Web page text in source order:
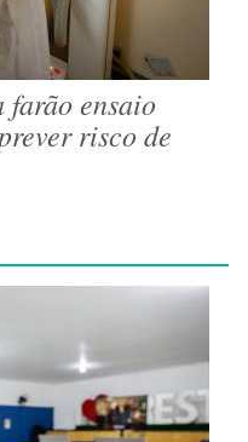
farão ensaio
risco de